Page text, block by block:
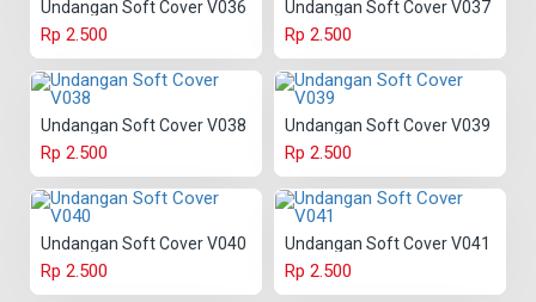
Undangan Soft Cover V036
Rp 2.500
Undangan Soft Cover V037
Rp 2.500
Undangan Soft Cover V038
Rp 2.500
Undangan Soft Cover V039
Rp 2.500
Undangan Soft Cover V040
Rp 2.500
Undangan Soft Cover V041
Rp 2.500